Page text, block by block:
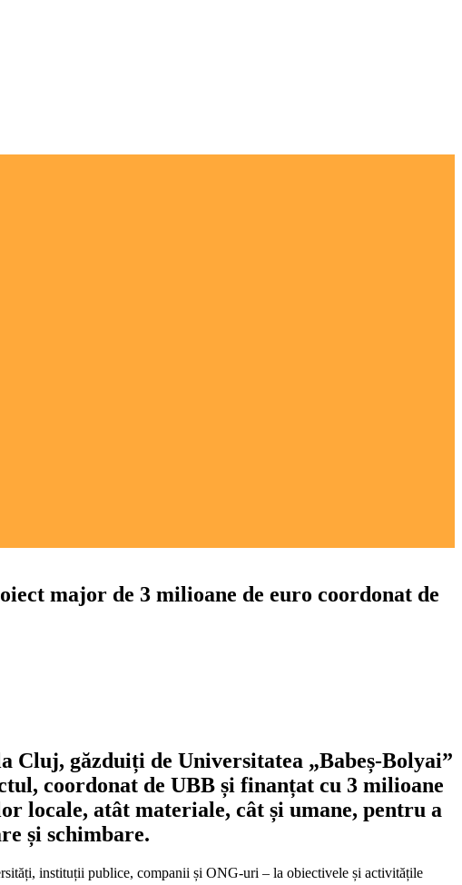
major de 3 milioane de euro coordonat de
găzduiți de Universitatea „Babeș-Bolyai”
coordonat de UBB și finanțat cu 3 milioane
locale, atât materiale, cât și umane, pentru a
și schimbare.
instituții publice, companii și ONG-uri – la obiectivele și activitățile